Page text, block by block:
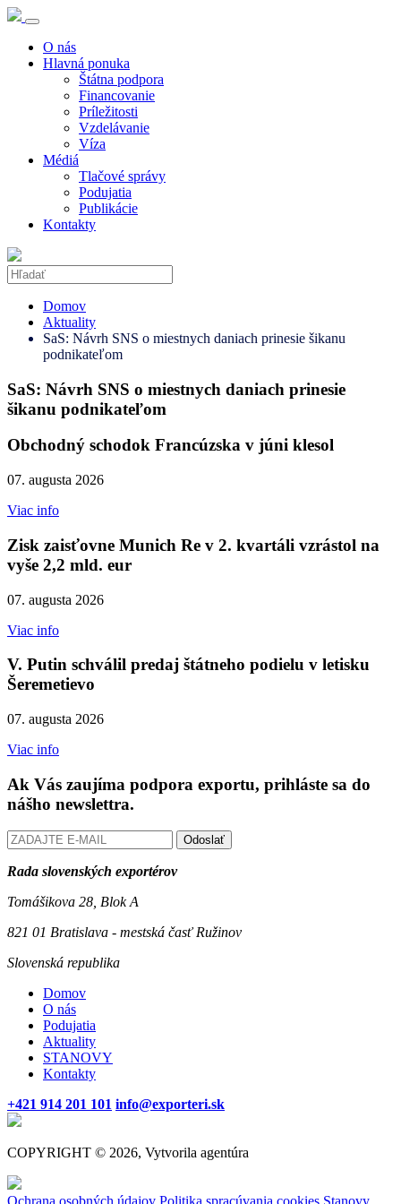
O nás
Hlavná ponuka
Štátna podpora
Financovanie
Príležitosti
Vzdelávanie
Víza
Médiá
Tlačové správy
Podujatia
Publikácie
Kontakty
Domov
Aktuality
SaS: Návrh SNS o miestnych daniach prinesie šikanu
podnikateľom
SaS: Návrh SNS o miestnych daniach prinesie
šikanu podnikateľom
Obchodný schodok Francúzska v júni klesol
07. augusta 2026
Viac info
Zisk zaisťovne Munich Re v 2. kvartáli vzrástol na
vyše 2,2 mld. eur
07. augusta 2026
Viac info
V. Putin schválil predaj štátneho podielu v letisku
Šeremetievo
07. augusta 2026
Viac info
Ak Vás zaujíma podpora exportu, prihláste sa do
nášho newslettra.
Odoslať
Rada slovenských exportérov
Tomášikova 28, Blok A
821 01 Bratislava - mestská časť Ružinov
Slovenská republika
Domov
O nás
Podujatia
Aktuality
STANOVY
Kontakty
+421 914 201 101 info@exporteri.sk
COPYRIGHT © 2026, Vytvorila agentúra